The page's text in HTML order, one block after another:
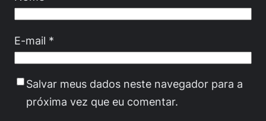
E-mail *
Salvar meus dados neste navegador para a
próxima vez que eu comentar.